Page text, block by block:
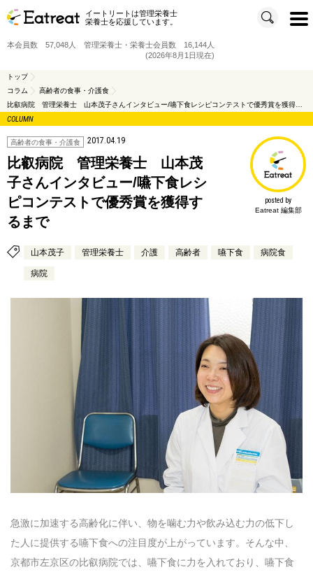
イートリートは管理栄養士
栄養士を応援しています。
t
o
t
i
本会員数 57,048人 管理栄養士・栄養士会員数 16,144人
(2026年8月1日現在)
トップ
コラム
高齢者の食事・介護食
COLUMN
高齢者の食事・介護食 2017.04.19
比叡病院 管理栄養士 山本茂
子さんインタビュー/嚥下食レシ
ピコンテストで優秀賞を獲得す
るまで
posted by
Eatreat 編集部
山本茂子 管理栄養士 介護 高齢者 嚥下食 病院食
病院
急激に加速する高齢化に伴い、物を噛む力や飲み込む力の低下し
た人に提供する嚥下食への注目度が上がっています。そんな中、
京都市左京区の比叡病院では、嚥下食に力を入れており、嚥下食